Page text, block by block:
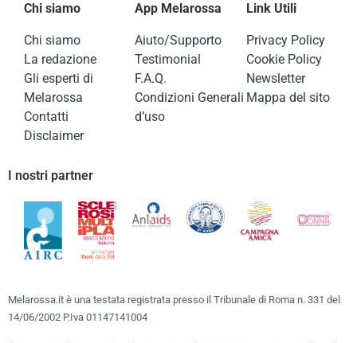
Chi siamo
Chi siamo
La redazione
Gli esperti di
Melarossa
Contatti
Disclaimer
App Melarossa
Aiuto/Supporto
Testimonial
F.A.Q.
Condizioni Generali
d’uso
Link Utili
Privacy Policy
Cookie Policy
Newsletter
Mappa del sito
I nostri partner
Melarossa.it è una testata registrata presso il Tribunale di Roma n. 331 del
14/06/2002 P.Iva 01147141004